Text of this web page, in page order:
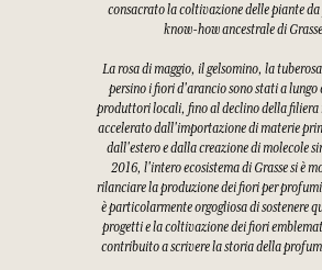
consacrato la coltivazione delle piante
know-how ancestrale di
La rosa di maggio, il gelsomino, la
persino i fiori d'arancio sono stati a
produttori locali, fino al declino della filiera
accelerato dall'importazione di materie
dall'estero e dalla creazione di molecole
2016, l'intero ecosistema di Grasse si è
rilanciare la produzione dei fiori per
è particolarmente orgogliosa di sostenere
progetti e la coltivazione dei fiori
contribuito a scrivere la storia della